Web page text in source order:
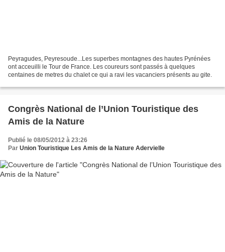
Peyragudes, Peyresoude...Les superbes montagnes des hautes Pyrénées
ont acceuilli le Tour de France. Les coureurs sont passés à quelques
centaines de metres du chalet ce qui a ravi les vacanciers présents au gite.
Congrès National de l’Union Touristique des
Amis de la Nature
Publié le 08/05/2012 à 23:26
Par Union Touristique Les Amis de la Nature Adervielle